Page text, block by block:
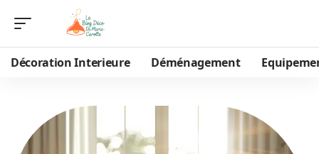
Décoration Interieure Déménagement